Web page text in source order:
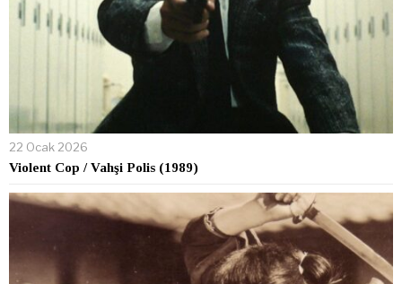
22 Ocak 2026
Violent Cop / Vahşi Polis (1989)